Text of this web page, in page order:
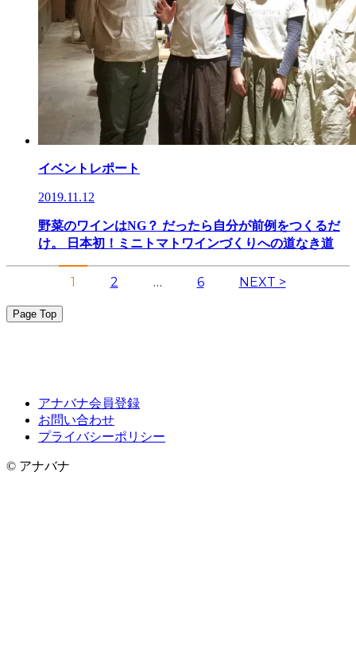
イベントレポート
2019.11.12
野菜のワインはNG？ だったら自分が前例をつくるだ
け。 日本初！ミニトマトワインづくりへの道なき道
1 2 … 6 NEXT >
Page Top
アナバナ会員登録
お問い合わせ
プライバシーポリシー
© アナバナ